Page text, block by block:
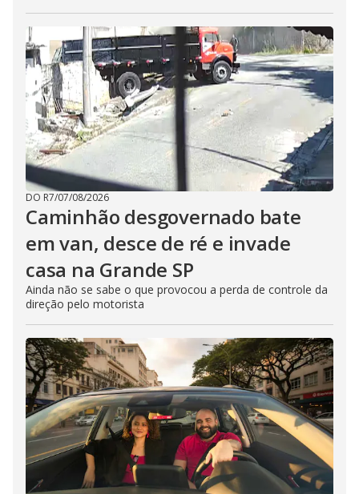
DO R7/07/08/2026
Caminhão desgovernado bate
em van, desce de ré e invade
casa na Grande SP
Ainda não se sabe o que provocou a perda de controle da
direção pelo motorista